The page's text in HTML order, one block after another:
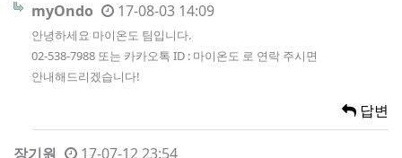
myOndo 17-08-03 14:09
안녕하세요 마이온도 팀입니다.
02-538-7988 또는 카카오톡 ID : 마이온도 로 연락 주시면
안내해드리겠습니다!
답변
장기원 17-07-12 23:54